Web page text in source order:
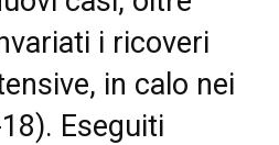
i ricoveri
in calo nei
Eseguiti